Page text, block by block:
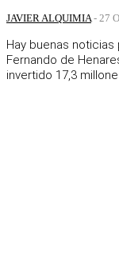
JAVIER ALQUIMIA - 27
Hay buenas
Fernando de
invertido 17,3